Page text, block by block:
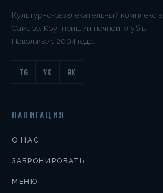
Культурно-развлекательный комплекс в
Самаре. Крупнейший ночной клуб в
Поволжье с 2004 года.
TG VK ЯК
НАВИГАЦИЯ
О НАС
ЗАБРОНИРОВАТЬ
МЕНЮ